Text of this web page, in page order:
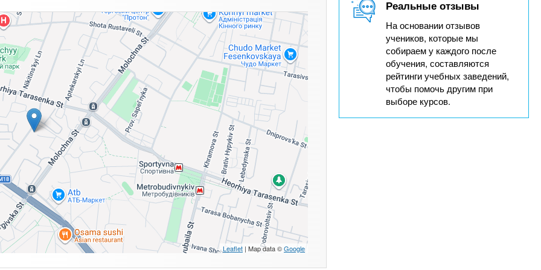
Leaflet | Map data ©Google
Реальные отзывы
На основании отзывов
учеников, которые мы
собираем у каждого после
обучения, составляются
рейтинги учебных заведений,
чтобы помочь другим при
выборе курсов.